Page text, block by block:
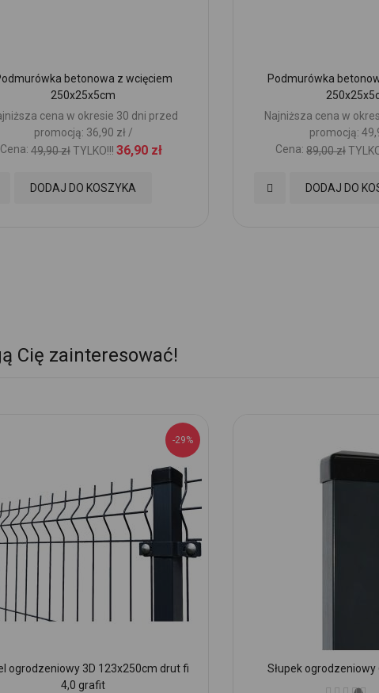
betonowa z wcięciem
250x25x5cm
cena w okresie 30 dni przed
promocją: 36,90 zł /
Cena: 49,90 złTYLKO!!! 36,90 zł
DODAJ DO KOSZYKA
Podmurówka
Najniższa cena w
promocją:
Cena: 89,00 zł
DODAJ DO
Dodaj
Cię zainteresować!
-29%
ogrodzeniowy 3D 123x250cm drut fi
4,0 grafit
Słupek
Ocena: